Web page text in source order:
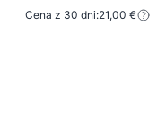
Cena z 30 dni:21,00 €